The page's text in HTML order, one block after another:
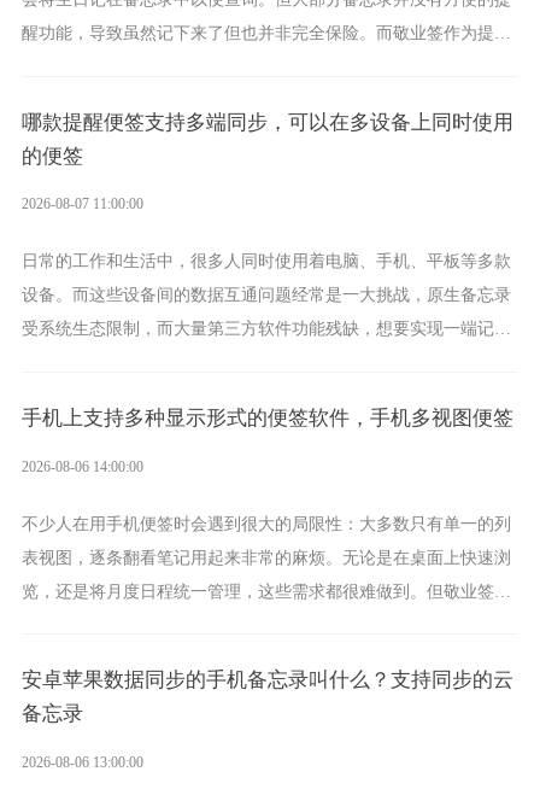
醒功能，导致虽然记下来了但也并非完全保险。而敬业签作为提醒
哪款提醒便签支持多端同步，可以在多设备上同时使用
的便签
2026-08-07 11:00:00
日常的工作和生活中，很多人同时使用着电脑、手机、平板等多款
设备。而这些设备间的数据互通问题经常是一大挑战，原生备忘录
受系统生态限制，而大量第三方软件功能残缺，想要实现一端记
手机上支持多种显示形式的便签软件，手机多视图便签
2026-08-06 14:00:00
不少人在用手机便签时会遇到很大的局限性：大多数只有单一的列
表视图，逐条翻看笔记用起来非常的麻烦。无论是在桌面上快速浏
览，还是将月度日程统一管理，这些需求都很难做到。但敬业签作
安卓苹果数据同步的手机备忘录叫什么？支持同步的云
备忘录
2026-08-06 13:00:00